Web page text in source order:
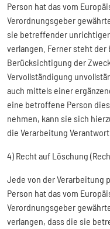
Person hat das vom
Verordnungsgeber
sie betreffender
verlangen. Ferner steht
Berücksichtigung der
Vervollständigung
auch mittels einer
eine betroffene Person
nehmen, kann sie sich
die Verarbeitung
4) Recht auf Löschung
Jede von der Verarbeitung
Person hat das vom
Verordnungsgeber
verlangen, dass die sie